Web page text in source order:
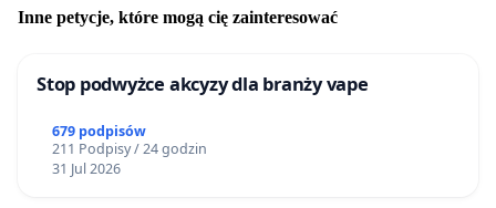
Inne petycje, które mogą cię zainteresować
Stop podwyżce akcyzy dla branży vape
679 podpisów
211 Podpisy / 24 godzin
31 Jul 2026